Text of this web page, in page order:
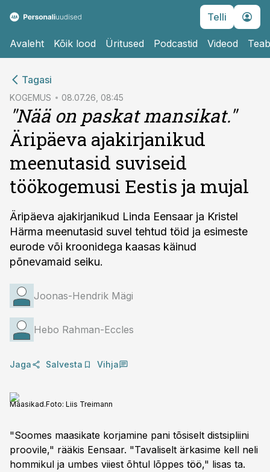
Telli
Avaleht Kõik lood Üritused Podcastid Videod
Tagasi
KOGEMUS 08.07.26, 08:45
"Nää on paskat mansikat."
Äripäeva ajakirjanikud
meenutasid suviseid
töökogemusi Eestis ja mujal
Äripäeva ajakirjanikud Linda Eensaar ja Kristel
Härma meenutasid suvel tehtud töid ja esimeste
eurode või kroonidega kaasas käinud
põnevamaid seiku.
Joonas-Hendrik Mägi
Hebo Rahman-Eccles
Jaga Salvesta Vihja
Maasikad.Foto: Liis Treimann
"Soomes maasikate korjamine pani tõsiselt distsipliini
proovile," rääkis Eensaar. "Tavaliselt ärkasime kell neli
hommikul ja umbes viiest õhtul lõppes töö," lisas ta.